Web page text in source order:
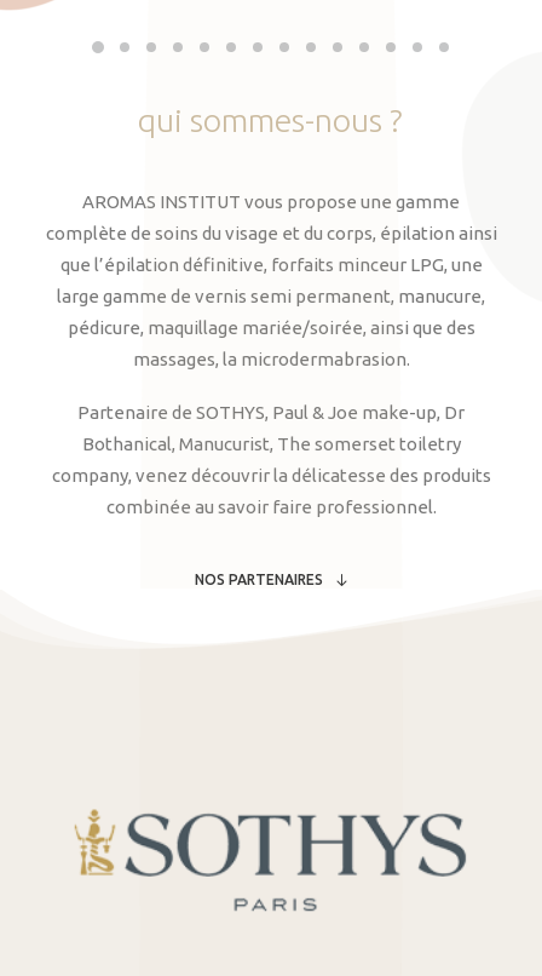
qui sommes-nous ?
AROMAS INSTITUT vous propose une gamme
complète de soins du visage et du corps, épilation ainsi
que l’épilation définitive, forfaits minceur LPG, une
large gamme de vernis semi permanent, manucure,
pédicure, maquillage mariée/soirée, ainsi que des
massages, la microdermabrasion.
Partenaire de SOTHYS, Paul & Joe make-up, Dr
Bothanical, Manucurist, The somerset toiletry
company, venez découvrir la délicatesse des produits
combinée au savoir faire professionnel.
NOS PARTENAIRES